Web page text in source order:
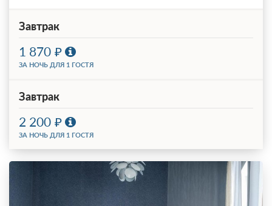
Завтрак
1 870
ЗА НОЧЬ ДЛЯ 1 ГОСТЯ
Завтрак
2 200
ЗА НОЧЬ ДЛЯ 1 ГОСТЯ